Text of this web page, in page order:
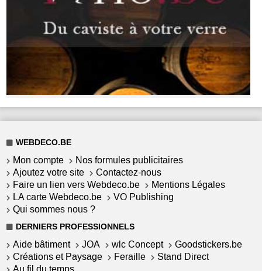
WEBDECO.BE
Mon compte
Nos formules publicitaires
Ajoutez votre site
Contactez-nous
Faire un lien vers Webdeco.be
Mentions Légales
LA carte Webdeco.be
VO Publishing
Qui sommes nous ?
DERNIERS PROFESSIONNELS
Aide bâtiment JOA wlc Concept
Goodstickers.be
Créations et Paysage
Feraille
Stand Direct